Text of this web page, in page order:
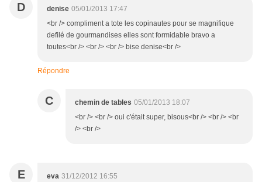
D denise 05/01/2013 17:47
<br /> compliment a tote les copinautes pour se magnifique
defilé de gourmandises elles sont formidable bravo a
toutes<br /> <br /> <br /> bise denise<br />
Répondre
C chemin de tables 05/01/2013 18:07
<br /> <br /> oui c'était super, bisous<br /> <br /> <br
/> <br />
E eva 31/12/2012 16:55